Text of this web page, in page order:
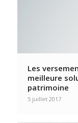
Les
meilleure
patrimoine
5 juillet 2017